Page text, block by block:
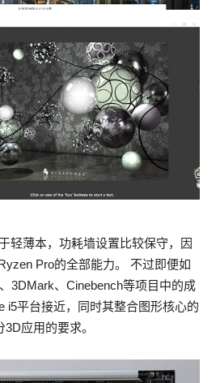
轻薄本，功耗墙设置比较保守，因
Pro的全部能力。 不过即便如
3DMark、Cinebench等项目中的成
i5平台接近，同时其整合图形核心的
应用的要求。